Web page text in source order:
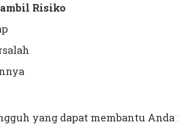
Risiko
yang dapat membantu